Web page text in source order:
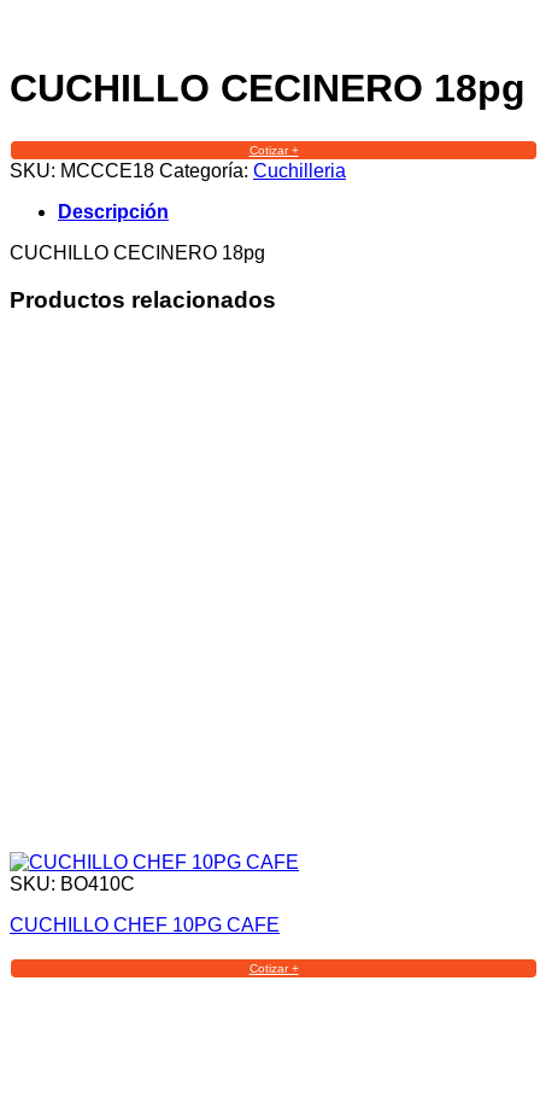
CUCHILLO CECINERO 18pg
Cotizar +
SKU: MCCCE18 Categoría: Cuchilleria
Descripción
CUCHILLO CECINERO 18pg
Productos relacionados
SKU: BO410C
CUCHILLO CHEF 10PG CAFE
Cotizar +